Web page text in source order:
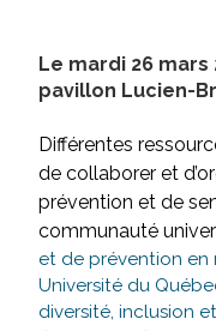
Le mardi 26 mars
pavillon Lucien-
Différentes
de collaborer et
prévention et de
communauté
et de prévention en
Université du
diversité, inclusion